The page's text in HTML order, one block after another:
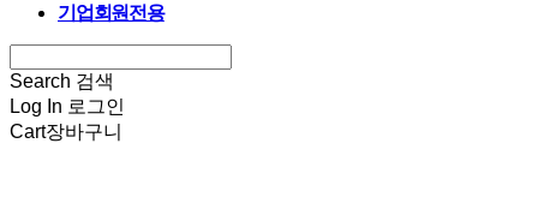
기업회원전용
Search 검색
Log In 로그인
Cart장바구니